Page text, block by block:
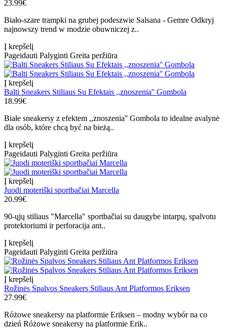
23.99€
Biało-szare trampki na grubej podeszwie Salsana - Gemre Odkryj
najnowszy trend w modzie obuwniczej z..
Į krepšelį
Pageidauti Palyginti Greita peržiūra
Į krepšelį
Balti Sneakers Stiliaus Su Efektais ,,znoszenia'' Gombola
18.99€
Białe sneakersy z efektem ,,znoszenia'' Gombola to idealne avalynė
dla osób, które chcą być na bieżą..
Į krepšelį
Pageidauti Palyginti Greita peržiūra
Į krepšelį
Juodi moteriški sportbačiai Marcella
20.99€
90-ųjų stiliaus "Marcella" sportbačiai su daugybe intarpų, spalvotu
protektoriumi ir perforacija ant..
Į krepšelį
Pageidauti Palyginti Greita peržiūra
Į krepšelį
Rožinės Spalvos Sneakers Stiliaus Ant Platformos Eriksen
27.99€
Różowe sneakersy na platformie Eriksen – modny wybór na co
dzień Różowe sneakersy na platformie Erik..